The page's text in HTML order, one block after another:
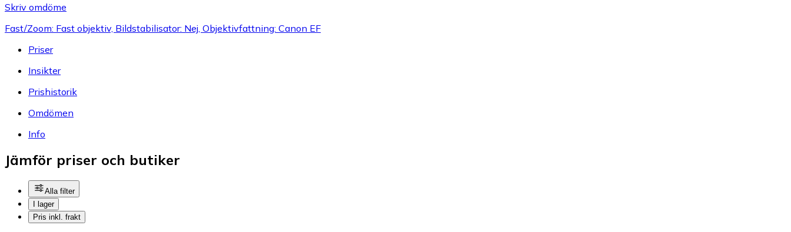
Skriv omdöme
Fast/Zoom: Fast objektiv, Bildstabilisator: Nej, Objektivfattning: Canon EF
Priser
Insikter
Prishistorik
Omdömen
Info
Jämför priser och butiker
Alla filter
I lager
Pris inkl. frakt